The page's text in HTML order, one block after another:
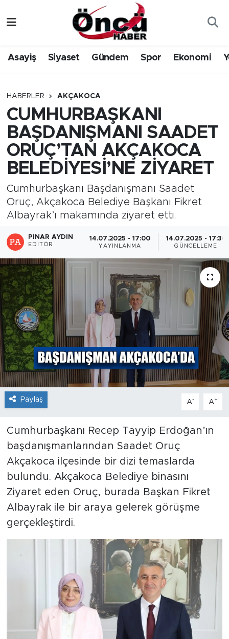
Asayiş Siyaset Gündem Spor Ekonomi
HABERLER AKÇAKOCA
CUMHURBAŞKANI
BAŞDANIŞMANI SAADET
ORUÇ’TAN AKÇAKOCA
BELEDİYESİ’NE ZİYARET
Cumhurbaşkanı Başdanışmanı Saadet
Oruç, Akçakoca Belediye Başkanı Fikret
Albayrak’ı makamında ziyaret etti.
PINAR AYDIN
EDITÖR
14.07.2025 - 17:00
YAYINLANMA
14.07.2025 - 17:36
GÜNCELLEME
Paylaş A- A+
Cumhurbaşkanı Recep Tayyip Erdoğan’ın
başdanışmanlarından Saadet Oruç
Akçakoca ilçesinde bir dizi temaslarda
bulundu. Akçakoca Belediye binasını
Ziyaret eden Oruç, burada Başkan Fikret
Albayrak ile bir araya gelerek görüşme
gerçekleştirdi.
Gündem
Spor
Siyaset
Yerel Haber
Öncü Radyo Dinle
Öncü TV İzle
Düzce Nöbetçi Eczaneler
Düzce Hava Durumu
Düzce Trafik Yoğunluk Haritası
Süper Lig Puan Durumu ve Fikstür
Tüm Manşetler
Son Dakika Haberleri
Haber Arşivi